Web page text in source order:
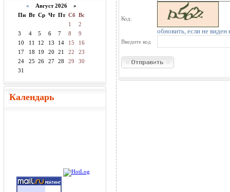
« Август 2026 »
Пн Вт Ср Чт Пт Сб Вс
1
2
3
4 5 6 7 8
9
10
11 12 13 14 15
16
17
18 19 20 21 22
23
24
25 26 27 28 29
30
31
Календарь
Код:
обновить, если не виден
Введите код